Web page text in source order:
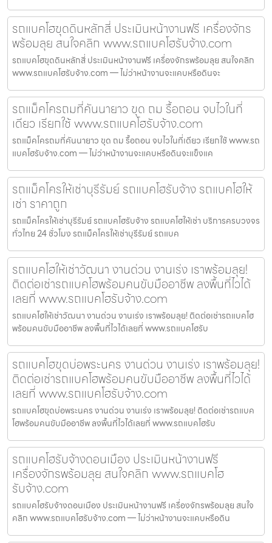
รถแบคโฮขุดดินหลักสี่ ประเมินหน้างานฟรี เครื่องจักร
พร้อมลุย สนใจคลิก www.รถแบคโฮรับจ้าง.com
รถแบคโฮขุดดินหลักสี่ ประเมินหน้างานฟรี เครื่องจักรพร้อมลุย สนใจคลิก
www.รถแบคโฮรับจ้าง.com — ไม่ว่าหน้างานจะแคบหรือดินจะ
รถแม็คโครถมที่คันนายาว ขุด ถม รื้อถอน จบไวในที่
เดียว เรียกใช้ www.รถแบคโฮรับจ้าง.com
รถแม็คโครถมที่คันนายาว ขุด ถม รื้อถอน จบไวในที่เดียว เรียกใช้ www.รถ
แบคโฮรับจ้าง.com — ไม่ว่าหน้างานจะแคบหรือดินจะแข็งแค
รถแม็คโครให้เช่าบุรีรัมย์ รถแบคโฮรับจ้าง รถแบคโฮให้
เช่า ราคาถูก
รถแม็คโครให้เช่าบุรีรัมย์ รถแบคโฮรับจ้าง รถแบคโฮให้เช่า บริการครบวงจร
ทั่วไทย 24 ชั่วโมง รถแม็คโครให้เช่าบุรีรัมย์ รถแบค
รถแบคโฮให้เช่าวัฒนา งานด่วน งานเร่ง เราพร้อมลุย!
ติดต่อเช่ารถแบคโฮพร้อมคนขับมืออาชีพ ลงพื้นที่ไวได้
เลยที่ www.รถแบคโฮรับจ้าง.com
รถแบคโฮให้เช่าวัฒนา งานด่วน งานเร่ง เราพร้อมลุย! ติดต่อเช่ารถแบคโฮ
พร้อมคนขับมืออาชีพ ลงพื้นที่ไวได้เลยที่ www.รถแบคโฮรับ
รถแบคโฮขุดบ่อพระนคร งานด่วน งานเร่ง เราพร้อมลุย!
ติดต่อเช่ารถแบคโฮพร้อมคนขับมืออาชีพ ลงพื้นที่ไวได้
เลยที่ www.รถแบคโฮรับจ้าง.com
รถแบคโฮขุดบ่อพระนคร งานด่วน งานเร่ง เราพร้อมลุย! ติดต่อเช่ารถแบค
โฮพร้อมคนขับมืออาชีพ ลงพื้นที่ไวได้เลยที่ www.รถแบคโฮรับ
รถแบคโฮรับจ้างดอนเมือง ประเมินหน้างานฟรี
เครื่องจักรพร้อมลุย สนใจคลิก www.รถแบคโฮ
รับจ้าง.com
รถแบคโฮรับจ้างดอนเมือง ประเมินหน้างานฟรี เครื่องจักรพร้อมลุย สนใจ
คลิก www.รถแบคโฮรับจ้าง.com — ไม่ว่าหน้างานจะแคบหรือดิน